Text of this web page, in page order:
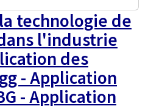
technologie de
l'industrie
des
- Application
- Application